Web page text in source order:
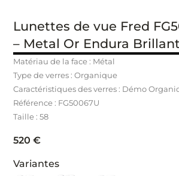
Lunettes de vue Fred
– Metal Or Endura Brillant
Matériau de la face : Métal
Type de verres : Organique
Caractéristiques des verres : Démo
Référence : FG50067U
Taille : 58
520€
Variantes